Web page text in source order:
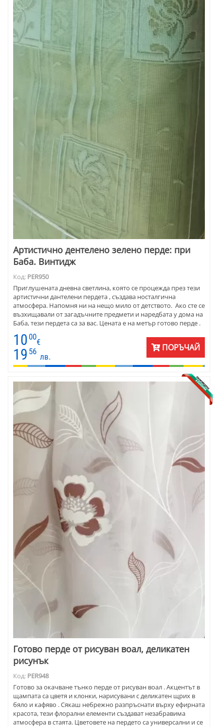
Артистично дентелено зелено перде: при
Баба. Винтидж
Код: PER950
Приглушената дневна светлина, която се процежда през тези
артистични дантелени пердета , създава носталгична
атмосфера. Напомня ни на нещо мило от детството. Ако сте се
възхищавали от загадъчните предмети и наредбата у дома на
Баба, тези пердета са за вас. Цената е на метър готово перде .
10 00
€
19 56
лв.
ПОРЪЧАЙ
Готово перде от рисуван воал, деликатен
рисунък
Код: PER948
Готово за окачване тънко перде от рисуван воал . Акцентът в
щампата са цветя и клонки, нарисувани с деликатен щрих в
бяло и кафяво . Сякаш небрежно разпръснати върху ефирната
красота, тези флорални елементи създават незабравима
атмосфера в стаята. Цветовете на пердето са универсални и се